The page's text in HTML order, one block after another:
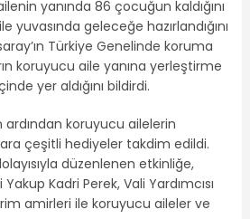
yanında 86 çocuğun kaldığını
yuvasında geleceğe hazırlandığını
Türkiye Genelinde koruma
koruyucu aile yanına yerleştirme
yer aldığını bildirdi.
ardından koruyucu ailelerin
çeşitli hediyeler takdim edildi.
düzenlenen etkinliğe,
Kadri Perek, Vali Yardımcısı
amirleri ile koruyucu aileler ve